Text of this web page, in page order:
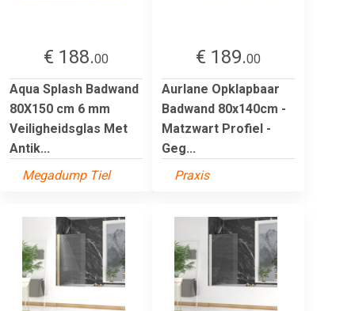
€ 188.00
Aqua Splash Badwand
80X150 cm 6 mm
Veiligheidsglas Met
Antik...
Megadump Tiel
€ 189.00
Aurlane Opklapbaar
Badwand 80x140cm -
Matzwart Profiel -
Geg...
Praxis